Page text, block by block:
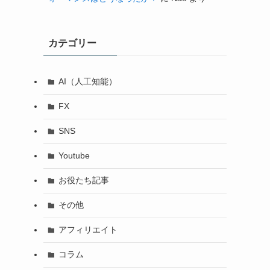
カテゴリー
AI（人工知能）
FX
SNS
Youtube
お役たち記事
その他
アフィリエイト
コラム